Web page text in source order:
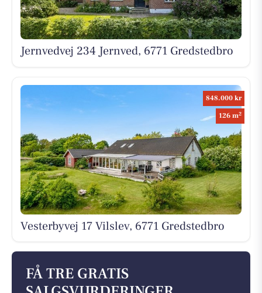
Jernvedvej 234 Jernved, 6771 Gredstedbro
848.000 kr
126 m2
Vesterbyvej 17 Vilslev, 6771 Gredstedbro
FÅ TRE GRATIS